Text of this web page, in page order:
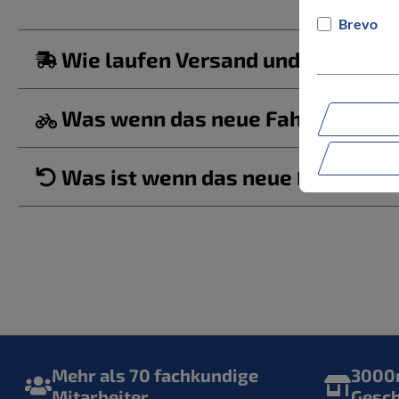
Wie laufen Versand und Lieferung
Was wenn das neue Fahrrad/
Was ist wenn das neue Fahrrad
Mehr als 70 fachkundige
Brevo